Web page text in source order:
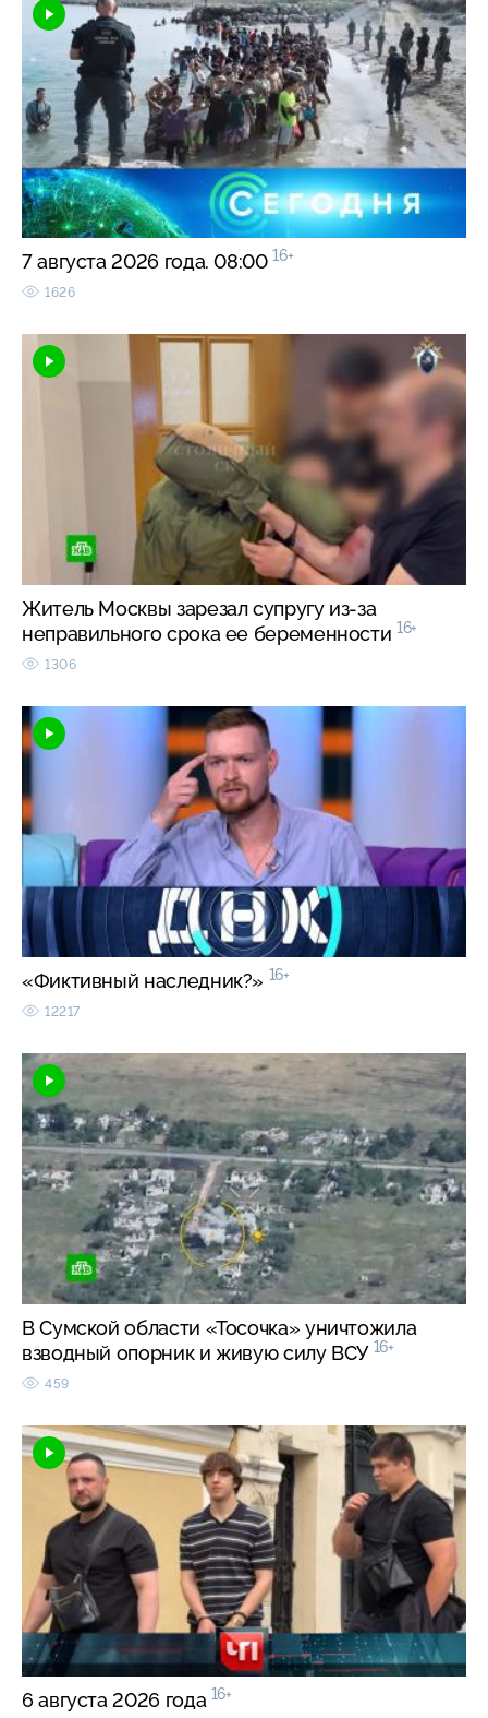
7 августа 2026 года. 08:00 16+
1626
Житель Москвы зарезал супругу из-за
неправильного срока ее беременности 16+
1306
«Фиктивный наследник?» 16+
12217
В Сумской области «Тосочка» уничтожила
взводный опорник и живую силу ВСУ 16+
459
6 августа 2026 года 16+